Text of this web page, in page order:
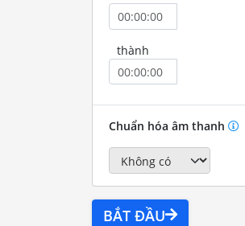
thành
Chuẩn hóa âm thanh
BẮT ĐẦU